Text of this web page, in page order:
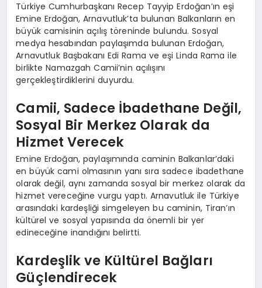
Türkiye Cumhurbaşkanı Recep Tayyip Erdoğan’ın eşi
Emine Erdoğan, Arnavutluk’ta bulunan Balkanların en
büyük camisinin açılış töreninde bulundu. Sosyal
medya hesabından paylaşımda bulunan Erdoğan,
Arnavutluk Başbakanı Edi Rama ve eşi Linda Rama ile
birlikte Namazgah Camii’nin açılışını
gerçekleştirdiklerini duyurdu.
Camii, Sadece İbadethane Değil,
Sosyal Bir Merkez Olarak da
Hizmet Verecek
Emine Erdoğan, paylaşımında caminin Balkanlar’daki
en büyük cami olmasının yanı sıra sadece ibadethane
olarak değil, aynı zamanda sosyal bir merkez olarak da
hizmet vereceğine vurgu yaptı. Arnavutluk ile Türkiye
arasındaki kardeşliği simgeleyen bu caminin, Tiran’ın
kültürel ve sosyal yapısında da önemli bir yer
edineceğine inandığını belirtti.
Kardeşlik ve Kültürel Bağları
Güçlendirecek